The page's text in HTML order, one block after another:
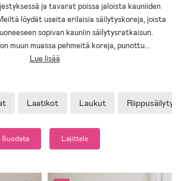
ja tavarat poissa jaloista kauniiden
löydät useita erilaisia säilytyskoreja, joista
sopivan kauniin säilytysratkaisun.
muun muassa pehmeitä koreja, punottu...
Lue lisää
Laatikot Laukut Riippusäilytys
Suodata Lajittele